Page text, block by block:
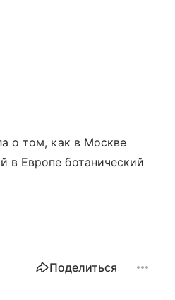
о том, как в Москве
в Европе ботанический
Поделиться